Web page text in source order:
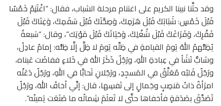
وقد حثَّنا نبينا الكريم على اغتنام مرحلة الشباب، فقال: “اغْتَنِمْ خَمْسًا
قَبْلَ خَمْسٍ: شَبَابَكَ قَبْلَ هَرَمِكَ، وَصِحَّتَكَ قَبْلَ سَقَمِكَ، وَغِنَاكَ قَبْلَ
فَقْرِكَ، وَفَرَاغَكَ قَبْلَ شُغْلِكَ، وَحَيَاتَكَ قَبْلَ مَوْتِك”، وقال: “سَبعةٌ
يُظِلُّهمُ اللهُ يَومَ القيامةِ في ظِلِّه يَومَ لا ظِلَّ إلَّا ظِلُّه: إمامٌ عادِلٌ،
وشابٌّ نَشَأ في عِبادةِ اللهِ، ورَجُلٌ ذَكَرَ اللهَ في خَلاءٍ ففاضَت عَيناه،
ورَجُلٌ قَلبُه مُعَلَّقٌ في المَسجِدِ، ورَجُلانِ تَحابَّا في اللهِ، ورَجُلٌ دَعَتْه
امرَأةٌ ذاتُ مَنصِبٍ وجَمالٍ إلى نَفسِها، قال: إنِّي أخافُ اللهَ، ورَجُلٌ
تَصَدَّقَ بصَدَقةٍ فأخفاها حتَّى لا تَعلَمَ شِمالُه ما صَنَعَت يَمينُه”.